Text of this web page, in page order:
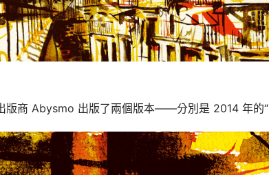
版商 Abysmo 出版了兩個版本——分別是 2014 年的